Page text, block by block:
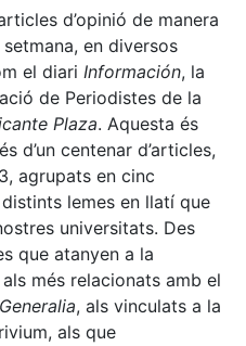
d’opinió de manera
en diversos
el diari Información, la
de Periodistes de la
Plaza. Aquesta és
d’un centenar d’articles,
agrupats en cinc
lemes en llatí que
universitats. Des
que atanyen a la
als més relacionats amb el
, als vinculats a la
als que